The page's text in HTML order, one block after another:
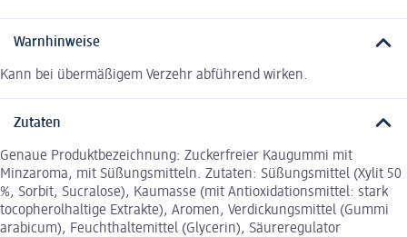
Warnhinweise
Kann bei übermäßigem Verzehr abführend wirken.
Zutaten
Genaue Produktbezeichnung: Zuckerfreier Kaugummi mit
Minzaroma, mit Süßungsmitteln. Zutaten: Süßungsmittel (Xylit 50
%, Sorbit, Sucralose), Kaumasse (mit Antioxidationsmittel: stark
tocopherolhaltige Extrakte), Aromen, Verdickungsmittel (Gummi
arabicum), Feuchthaltemittel (Glycerin), Säureregulator